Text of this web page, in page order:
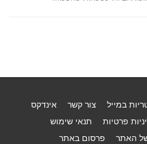
במייל צור קשר
אינדקס
פרטיות
תנאי שימוש
האתר
פרסום באתר